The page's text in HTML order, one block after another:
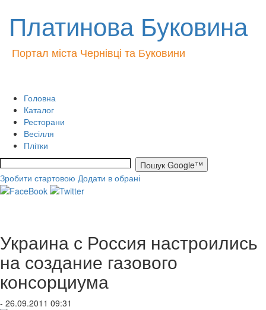
Платинова Буковина
Портал міста Чернівці та Буковини
Головна
Каталог
Ресторани
Весілля
Плітки
Зробити стартовою Додати в обрані
Украина с Россия настроились
на создание газового
консорциума
- 26.09.2011 09:31